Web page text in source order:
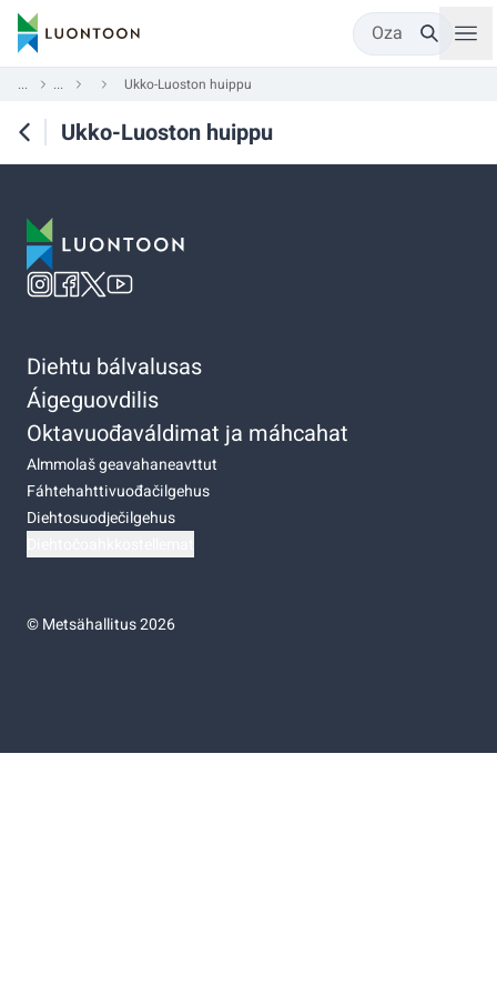
Oza
... ... Ukko-Luoston huippu
Ukko-Luoston huippu
Diehtu bálvalusas
Áigeguovdilis
Oktavuođaváldimat ja máhcahat
Almmolaš geavahaneavttut
Fáhtehahttivuođačilgehus
Diehtosuodječilgehus
©Metsähallitus 2026